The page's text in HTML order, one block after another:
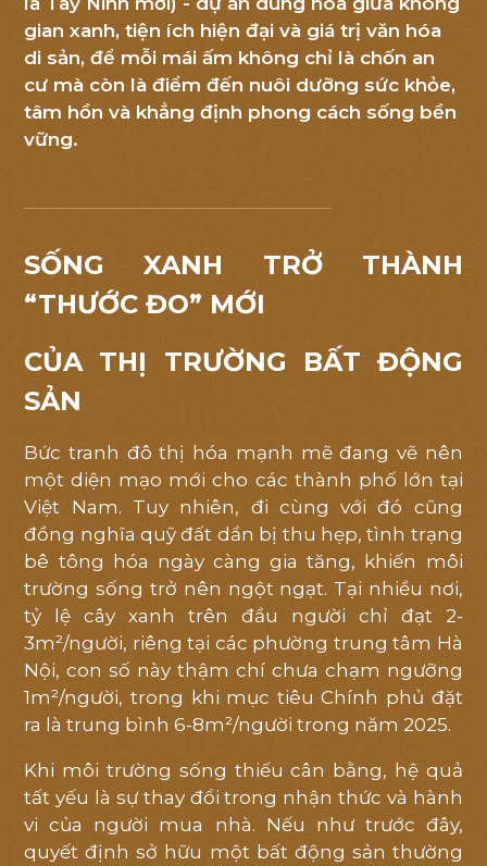
gian xanh, tiện ích hiện đại và giá trị văn hóa
di sản, để mỗi mái ấm không chỉ là chốn an
cư mà còn là điểm đến nuôi dưỡng sức khỏe,
tâm hồn và khẳng định phong cách sống bền
vững.
SỐNG XANH TRỞ THÀNH
“THƯỚC ĐO” MỚI
CỦA THỊ TRƯỜNG BẤT ĐỘNG
SẢN
Bức tranh đô thị hóa mạnh mẽ đang vẽ nên
một diện mạo mới cho các thành phố lớn tại
Việt Nam. Tuy nhiên, đi cùng với đó cũng
đồng nghĩa quỹ đất dần bị thu hẹp, tình trạng
bê tông hóa ngày càng gia tăng, khiến môi
trường sống trở nên ngột ngạt. Tại nhiều nơi,
tỷ lệ cây xanh trên đầu người chỉ đạt 2-
3m²/người, riêng tại các phường trung tâm Hà
Nội, con số này thậm chí chưa chạm ngưỡng
1m²/người, trong khi mục tiêu Chính phủ đặt
ra là trung bình 6-8m²/người trong năm 2025.
Khi môi trường sống thiếu cân bằng, hệ quả
tất yếu là sự thay đổi trong nhận thức và hành
vi của người mua nhà. Nếu như trước đây,
quyết định sở hữu một bất động sản thường
quan
tâm
đến
An
Huy
Quý
khách
hàng
lòng
để
thông
tin
liên
hệ
để
chúng
tôi
hỗ
trợ
tốt
nhất